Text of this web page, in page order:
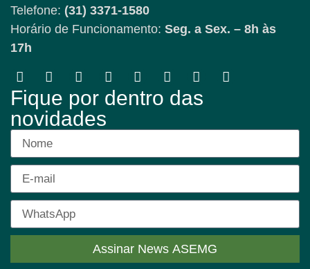
Telefone: (31) 3371-1580
Horário de Funcionamento: Seg. a Sex. – 8h às
17h
Fique por dentro das
novidades
Assinar News ASEMG